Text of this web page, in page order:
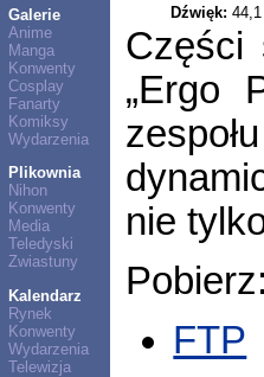
Galerie
Anime
Manga
Konwenty
Cosplay
Fanarty
Komiksy
Wydarzenia
Plikownia
Nihon
Konwenty
Media
Teledyski
Zwiastuny
Kalendarz
Rynek
Konwenty
Wydarzenia
Telewizja
Dźwięk:
Części
„Ergo
nie
Pobierz:
FTP